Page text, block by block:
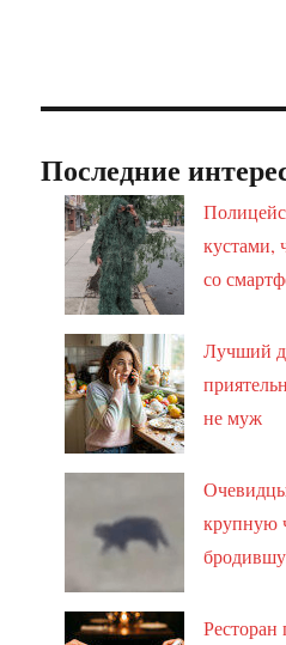
Последние
кустами,
со
Лучший
не муж
крупную
Ресторан